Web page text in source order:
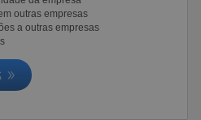
outras empresas
a outras empresas
»